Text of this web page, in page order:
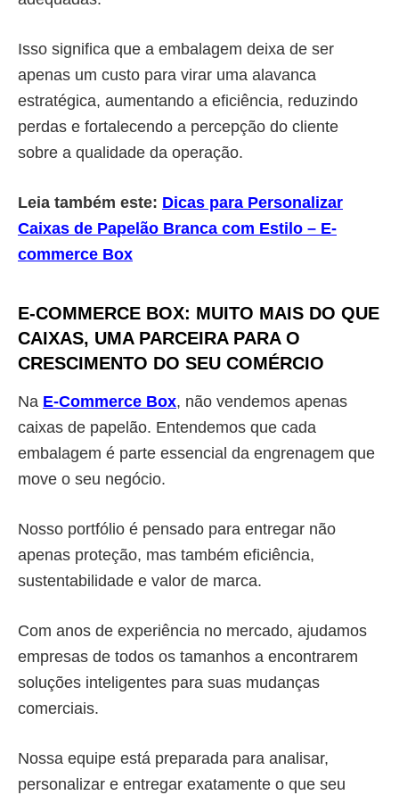
Isso significa que a embalagem deixa de ser
apenas um custo para virar uma alavanca
estratégica, aumentando a eficiência, reduzindo
perdas e fortalecendo a percepção do cliente
sobre a qualidade da operação.
Leia também este: Dicas para Personalizar
Caixas de Papelão Branca com Estilo – E-
commerce Box
E-COMMERCE BOX: MUITO MAIS DO QUE
CAIXAS, UMA PARCEIRA PARA O
CRESCIMENTO DO SEU COMÉRCIO
Na E-Commerce Box, não vendemos apenas
caixas de papelão. Entendemos que cada
embalagem é parte essencial da engrenagem que
move o seu negócio.
Nosso portfólio é pensado para entregar não
apenas proteção, mas também eficiência,
sustentabilidade e valor de marca.
Com anos de experiência no mercado, ajudamos
empresas de todos os tamanhos a encontrarem
soluções inteligentes para suas mudanças
comerciais.
Nossa equipe está preparada para analisar,
personalizar e entregar exatamente o que seu